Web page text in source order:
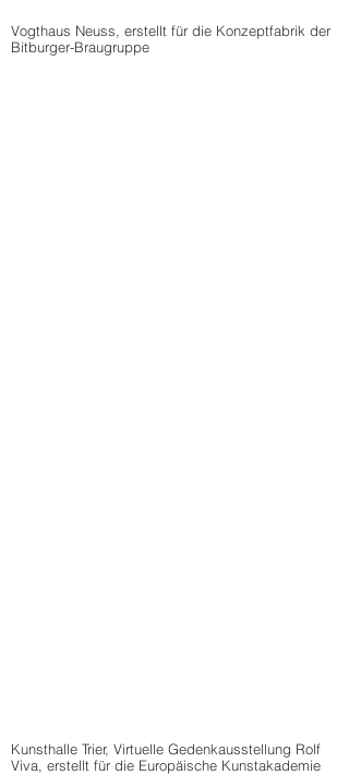
Vogthaus Neuss, erstellt für die Konzeptfabrik der
Bitburger-Braugruppe
Kunsthalle Trier, Virtuelle Gedenkausstellung Rolf
Viva, erstellt für die Europäische Kunstakademie